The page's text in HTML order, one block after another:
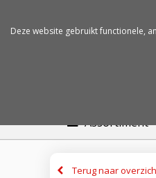
Assortiment
Terug naar
Deze website gebruikt functionele,